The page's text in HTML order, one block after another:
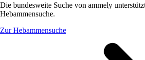
Die bundesweite Suche von ammely
Hebammensuche.
Zur Hebammensuche